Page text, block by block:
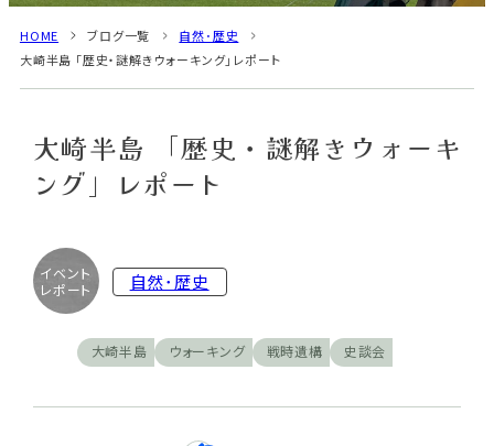
HOME ブログ一覧
自然･歴史
大崎半島 「歴史・謎解きウォーキング」レポート
大崎半島 「歴史・謎解きウォーキ
ング」レポート
イベント
レポート
自然･歴史
大崎半島 ウォーキング 戦時遺構 史談会